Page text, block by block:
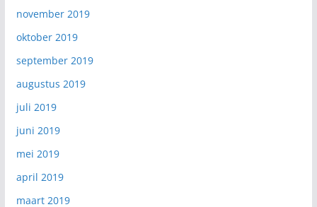
november 2019
oktober 2019
september 2019
augustus 2019
juli 2019
juni 2019
mei 2019
april 2019
maart 2019